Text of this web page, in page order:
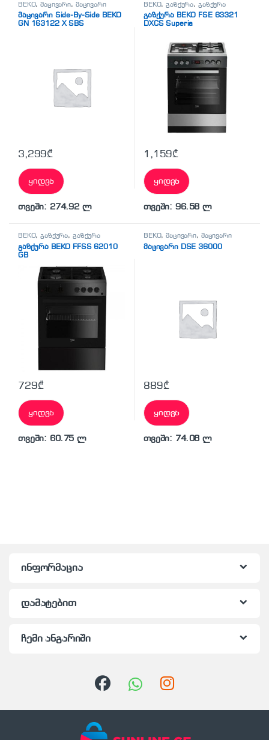
BEKO,მაცივარი, მაცივარი
მაცივარი Side-By-Side BEKO
GN 163122 X SBS
3,299₾
ყიდვა
თვეში: 274.92 ლ
BEKO,გაზქურა, გაზქურა
გაზქურა BEKO FSE 63321
DXCS Superia
1,159₾
ყიდვა
თვეში: 96.58 ლ
BEKO,გაზქურა, გაზქურა
გაზქურა BEKO FFSS 62010
GB
729₾
ყიდვა
თვეში: 60.75 ლ
BEKO,მაცივარი, მაცივარი
მაცივარი DSE 36000
889₾
ყიდვა
თვეში: 74.08 ლ
ინფორმაცია
დამატებით
ჩემი ანგარიში